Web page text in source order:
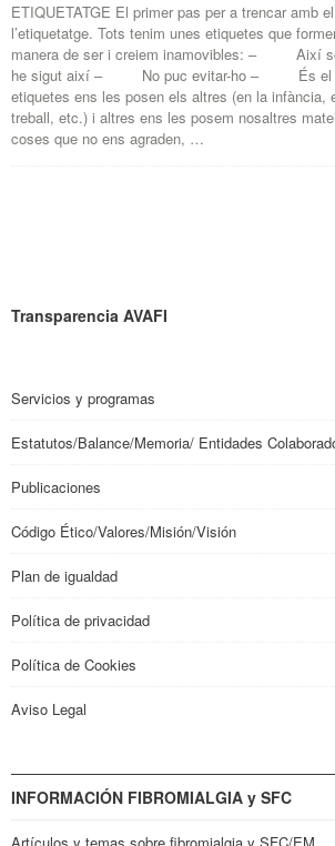
ETIQUETATGE El primer pas per a trencar amb
l’etiquetatge. Tots tenim unes etiquetes que
manera de ser i creiem inamovibles: –
he sigut així – No puc evitar-ho – És el
etiquetes ens les posen els altres (en la infància,
treball, etc.) i altres ens les posem nosaltres
coses que no ens agraden, …
Transparencia AVAFI
Servicios y programas
Estatutos/Balance/Memoria/ Entidades
Publicaciones
Código Ético/Valores/Misión/Visión
Plan de igualdad
Política de privacidad
Política de Cookies
Aviso Legal
INFORMACIÓN FIBROMIALGIA y SFC